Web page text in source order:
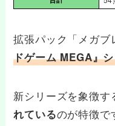
拡張パック「メガブ
ドゲーム MEGA』
新シリーズを象徴す
れているのが特徴で